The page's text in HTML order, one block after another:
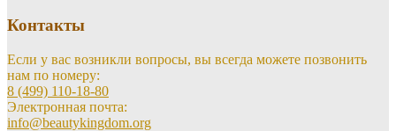
Контакты
Если у вас возникли вопросы, вы всегда можете позвонить
нам по номеру:
8 (499) 110-18-80
Электронная почта:
info@beautykingdom.org